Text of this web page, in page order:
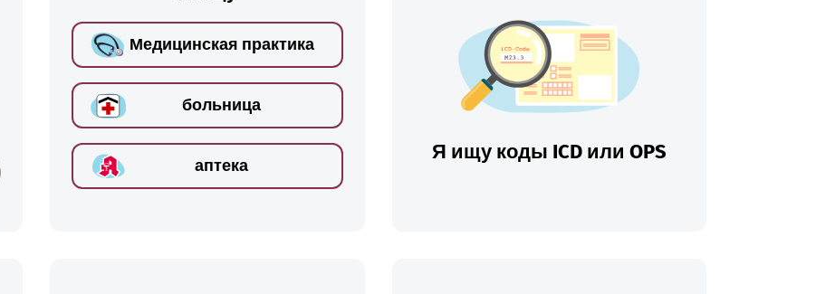
Медицинская практика
больница
аптека
Я ищу коды ICD или OPS